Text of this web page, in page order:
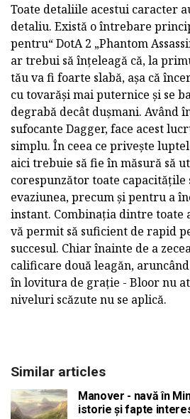
Toate detaliile acestui caracter
detaliu. Există o întrebare
pentru“ DotA 2 „Phantom
ar trebui să înțeleagă că, la
tău va fi foarte slabă, așa că
cu tovarăși mai puternice și se
degrabă decât dușmani. Având
sufocante Dagger, face acest
simplu. În ceea ce privește
aici trebuie să fie în măsură să
corespunzător toate capacitățile
evaziunea, precum și pentru a
instant. Combinația dintre toate
vă permit să suficient de rapid
succesul. Chiar înainte de a
calificare două leagăn,
în lovitura de grație - Bloor nu
niveluri scăzute nu se aplică.
Similar articles
Manover - navă în
istorie și fapte